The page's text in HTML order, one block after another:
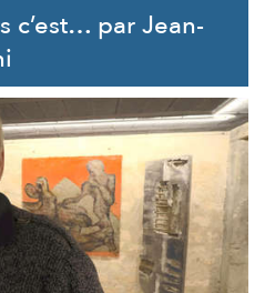
c’est… par Jean-